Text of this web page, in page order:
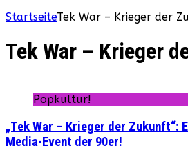
StartseiteTek War – Krieger der
Tek War – Krieger
Popkultur!
„Tek War – Krieger der Zukunft“:
Media-Event der 90er!